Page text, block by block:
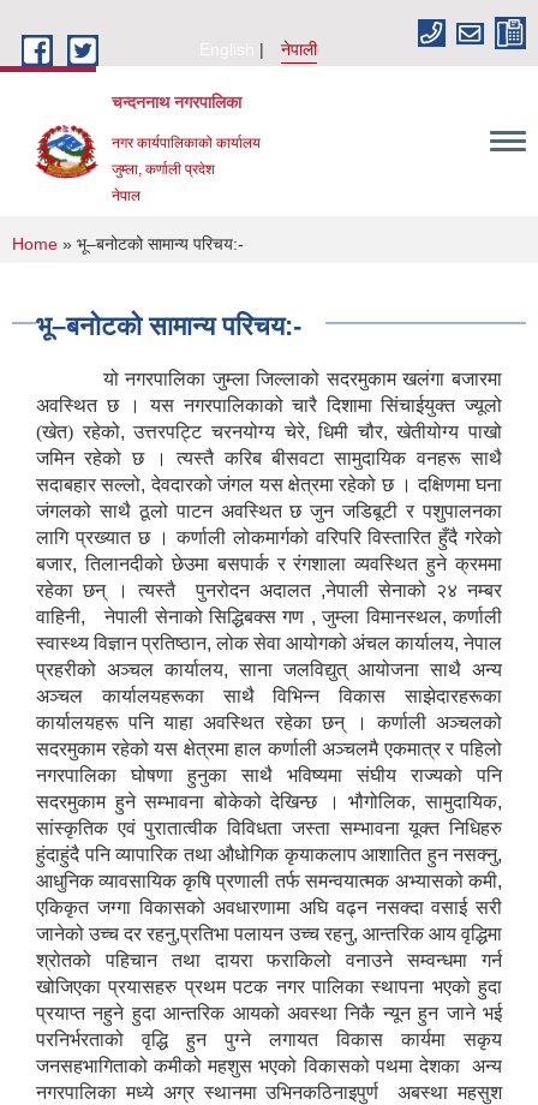
English
नेपाली
चन्दननाथ नगरपालिका
नगर कार्यपालिकाको कार्यालय
जुम्ला, कर्णाली प्रदेश
नेपाल
You are here
Home » भू–बनोटको सामान्य परिचय:-
भू–बनोटको सामान्य परिचय:-
यो नगरपालिका जुम्ला जिल्लाको सदरमुकाम खलंगा बजारमा
अवस्थित छ । यस नगरपालिकाको चारै दिशामा सिंचाईयुक्त ज्यूलो
(खेत) रहेको,उत्तरपट्टि चरनयोग्य चेरे,धिमी चौर,खेतीयोग्य पाखो
जमिन रहेको छ । त्यस्तै करिब बीसवटा सामुदायिक वनहरू साथै
सदाबहार सल्लो,देवदारको जंगल यस क्षेत्रमा रहेको छ । दक्षिणमा घना
जंगलको साथै ठूलो पाटन अवस्थित छ जुन जडिबूटी र पशुपालनका
लागि प्रख्यात छ । कर्णाली लोकमार्गको वरिपरि विस्तारित हुँदै गरेको
बजार,तिलानदीको छेउमा बसपार्क र रंगशाला व्यवस्थित हुने क्रममा
रहेका छन् । त्यस्तै
पुनरोदन अदालत ,नेपाली सेनाको २४ नम्बर
वाहिनी,नेपाली सेनाको सिद्धिबक्स गण ,जुम्ला विमानस्थल,कर्णाली
स्वास्थ्य विज्ञान प्रतिष्ठान,लोक सेवा आयोगको अंचल कार्यालय,नेपाल
प्रहरीको अञ्चल कार्यालय,साना जलविद्युत् आयोजना साथै अन्य
अञ्चल कार्यालयहरूका साथै विभिन्न विकास साझेदारहरूका
कार्यालयहरू पनि याहा अवस्थित रहेका छन् । कर्णाली अञ्चलको
सदरमुकाम रहेको यस क्षेत्रमा हाल कर्णाली अञ्चलमै एकमात्र र पहिलो
नगरपालिका घोषणा हुनुका साथै भविष्यमा संघीय राज्यको पनि
सदरमुकाम हुने सम्भावना बोकेको देखिन्छ । भौगोलिक,सामुदायिक,
सांस्कृतिक एवं पुरातात्वीक विविधता जस्ता सम्भावना यूक्त निधिहरु
हुंदाहुंदै पनि व्यापारिक तथा औधोगिक कृयाकलाप आशातित हुन नसक्नु,
आधुनिक व्यावसायिक कृषि प्रणाली तर्फ समन्वयात्मक अभ्यासको कमी,
एकिकृत जग्गा विकासको अवधारणामा अघि वढ्न नसक्दा वसाई सरी
जानेको उच्च दर रहनु,प्रतिभा पलायन उच्च रहनु, आन्तरिक आय वृद्धिमा
श्रोतको पहिचान तथा दायरा फराकिलो वनाउने सम्वन्धमा गर्न
खोजिएका प्रयासहरु प्रथम पटक नगर पालिका स्थापना भएको हुदा
प्रयाप्त नहुने हुदा आन्तरिक आयको अवस्था निकै न्यून हुन जाने भई
परनिर्भरताको वृद्धि हुन पुग्ने लगायत विकास कार्यमा सकृय
जनसहभागिताको कमीको महशुस भएको विकासको पथमा देशका
अन्य
नगरपालिका मध्ये अग्र स्थानमा उभिनकठिनाइपुर्ण
अबस्था महसुश